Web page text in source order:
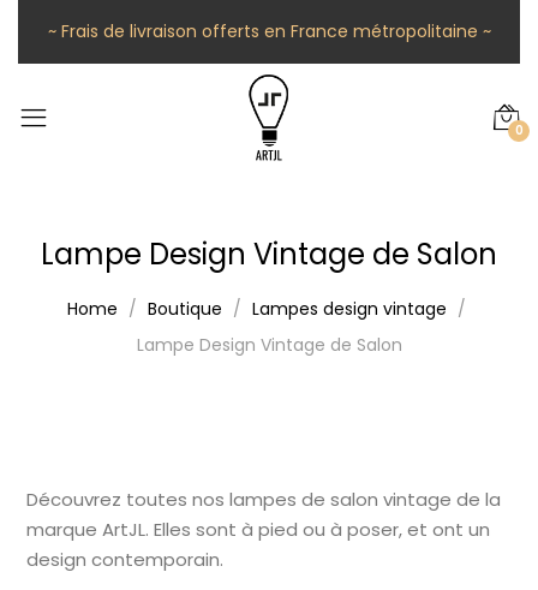
~ Frais de livraison offerts en France métropolitaine ~
0
Lampe Design Vintage de Salon
Home Boutique
Lampes design vintage
Lampe Design Vintage de Salon
Découvrez toutes nos lampes de salon vintage de la
marque ArtJL. Elles sont à pied ou à poser, et ont un
design contemporain.